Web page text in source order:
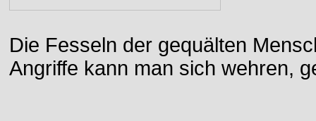
Die Fesseln der gequälten
Angriffe kann man sich wehren,